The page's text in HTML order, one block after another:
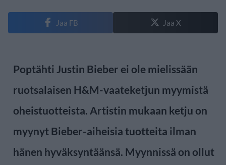
Jaa FB Jaa X
Poptähti Justin Bieber ei ole mielissään
ruotsalaisen H&M-vaateketjun myymistä
oheistuotteista. Artistin mukaan ketju on
myynyt Bieber-aiheisia tuotteita ilman
hänen hyväksyntäänsä. Myynnissä on ollut